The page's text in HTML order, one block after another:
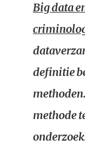
Big data
definitie
methode